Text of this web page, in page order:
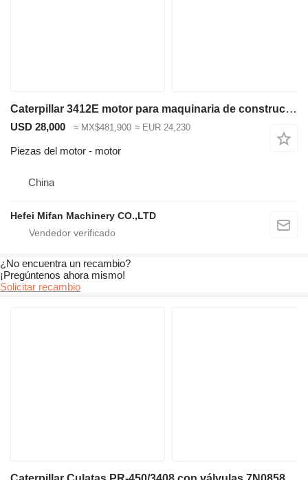
Caterpillar 3412E motor para maquinaria de construcción de carreteras
USD 28,000 ≈ MX$481,900 ≈ EUR 24,230
Piezas del motor - motor
China
Hefei Mifan Machinery CO.,LTD
¿No encuentra un recambio?
¡Pregúntenos ahora mismo!
Solicitar recambio